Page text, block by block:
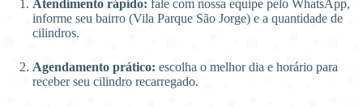
Atendimento rápido: fale com nossa equipe pelo WhatsApp,
informe seu bairro (Vila Parque São Jorge) e a quantidade de
cilindros.
Agendamento prático: escolha o melhor dia e horário para
receber seu cilindro recarregado.